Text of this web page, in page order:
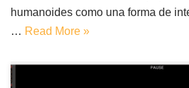
humanoides como una forma de
… Read More »